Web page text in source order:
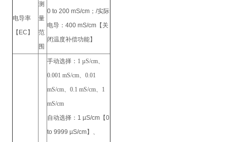
电导率
【EC】
测
量
范
围
0 to 200 mS/cm；/实际
电导：400 mS/cm【关
闭温度补偿功能】
手动选择：1 µS/cm、
0.001 mS/cm、0.01
mS/cm、0.1 mS/cm、1
mS/cm
自动选择： 1 µS/cm【0
to 9999 µS/cm】、